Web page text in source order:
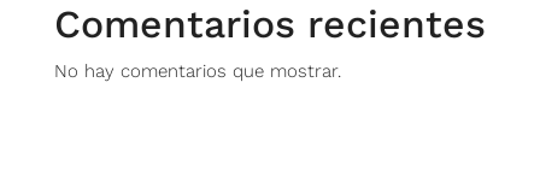
Comentarios recientes
No hay comentarios que mostrar.